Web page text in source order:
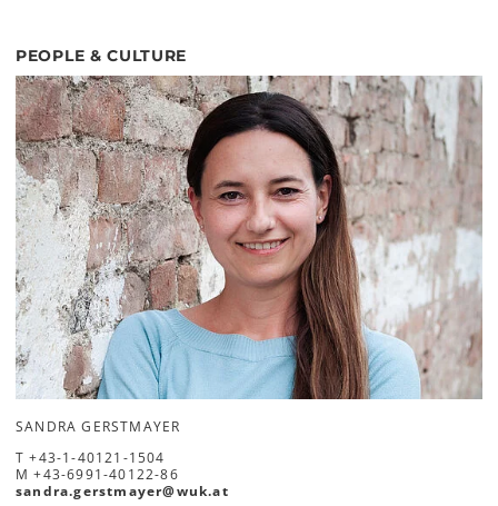
PEOPLE & CULTURE
SANDRA GERSTMAYER
T+43-1-40121-1504
M+43-6991-40122-86
sandra.gerstmayer@wuk.at